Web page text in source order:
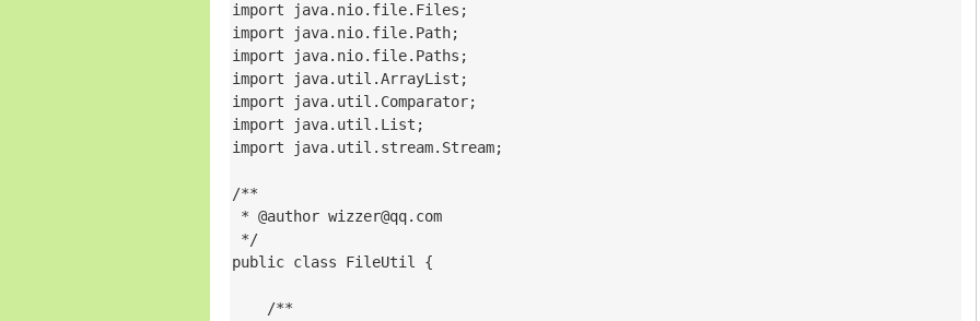
import java.nio.file.Files;
import java.nio.file.Path;
import java.nio.file.Paths;
import java.util.ArrayList;
import java.util.Comparator;
import java.util.List;
import java.util.stream.Stream;
/**
* @author wizzer@qq.com
*/
public class FileUtil {
    /**